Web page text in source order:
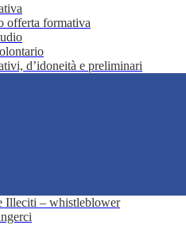
offerta formativa
d’idoneità e preliminari
Illeciti – whistleblower